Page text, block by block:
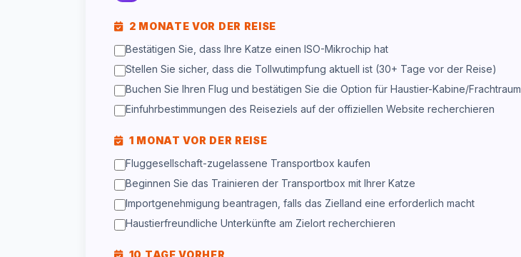
2 MONATE VOR DER REISE
Bestätigen Sie, dass Ihre Katze einen ISO-Mikrochip hat
Stellen Sie sicher, dass die Tollwutimpfung aktuell ist (30+ Tage vor der Reise)
Buchen Sie Ihren Flug und bestätigen Sie die Option für Haustier-Kabine/Frachtraum
Einfuhrbestimmungen des Reiseziels auf der offiziellen Website recherchieren
1 MONAT VOR DER REISE
Fluggesellschaft-zugelassene Transportbox kaufen
Beginnen Sie das Trainieren der Transportbox mit Ihrer Katze
Importgenehmigung beantragen, falls das Zielland eine erforderlich macht
Haustierfreundliche Unterkünfte am Zielort recherchieren
10 TAGE VORHER